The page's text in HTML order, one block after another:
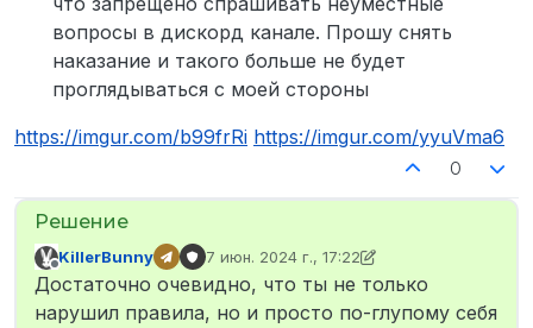
вопросы в дискорд канале. Прошу снять
наказание и такого больше не будет
проглядываться с моей стороны
https://imgur.com/b99frRi https://imgur.com/yyuVma6
0
Не в сети
KillerBunny 7 июн. 2024 г., 17:22
отредактировано KillerBunny
Достаточно очевидно, что ты не только
нарушил правила, но и просто по-глупому себя